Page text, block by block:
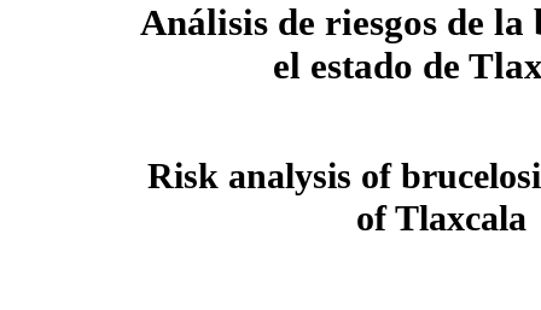
Análisis de riesgos de la
el estado de
Risk analysis of
of Tlaxcala